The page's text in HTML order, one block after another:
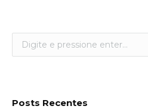
Posts Recentes